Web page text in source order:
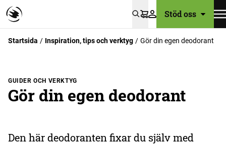
VarukorgStöd oss
Startsida Inspiration, tips och verktyg Gör din egen deodorant
GUIDER OCH VERKTYG
Gör din egen deodorant
Den här deodoranten fixar du själv med